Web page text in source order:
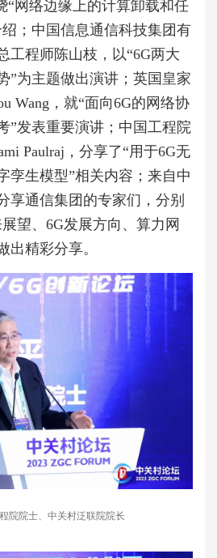
“网络边缘上的计算卸载和任
；中国信息通信科技集团有
工程师陈山枝，以“6G两大
”为主题做出演讲；英国皇家
Wang，就“面向6G的网络协
”发表重要演讲；中国工程院
Paulraj，分享了“用于6G无
孪生模型”相关内容；来自中
享通信集团的专家们，分别
望、6G发展方向、算力网
出精彩分享。
院院士、中关村泛联院院长